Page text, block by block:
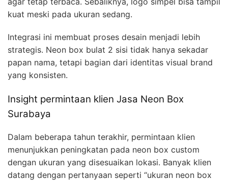
kuat meski pada ukuran sedang.
Integrasi ini membuat proses desain menjadi lebih
strategis. Neon box bulat 2 sisi tidak hanya sekadar
papan nama, tetapi bagian dari identitas visual brand
yang konsisten.
Insight permintaan klien Jasa Neon Box
Surabaya
Dalam beberapa tahun terakhir, permintaan klien
menunjukkan peningkatan pada neon box custom
dengan ukuran yang disesuaikan lokasi. Banyak klien
datang dengan pertanyaan seperti “ukuran neon box